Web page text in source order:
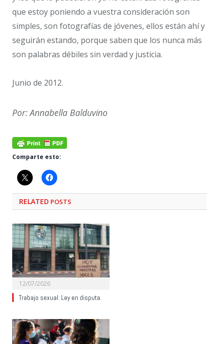
que estoy poniendo a vuestra consideración son
simples, son fotografías de jóvenes, ellos están ahí y
seguirán estando, porque saben que los nunca más
son palabras débiles sin verdad y justicia.
Junio de 2012.
Por: Annabella Balduvino
Comparte esto:
RELATED POSTS
12/07/2026
Trabajo sexual: Ley en disputa.